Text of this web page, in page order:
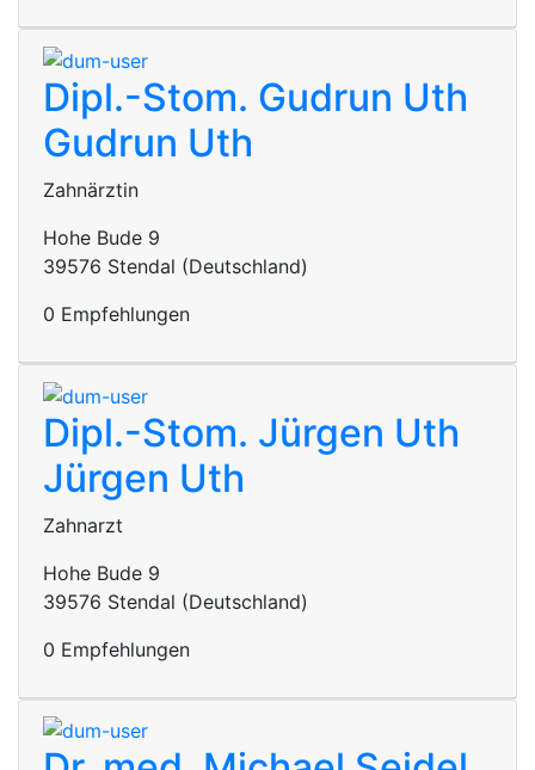
Dipl.-Stom. Gudrun Uth
Gudrun Uth
Zahnärztin
Hohe Bude 9
39576 Stendal (Deutschland)
0 Empfehlungen
Dipl.-Stom. Jürgen Uth
Jürgen Uth
Zahnarzt
Hohe Bude 9
39576 Stendal (Deutschland)
0 Empfehlungen